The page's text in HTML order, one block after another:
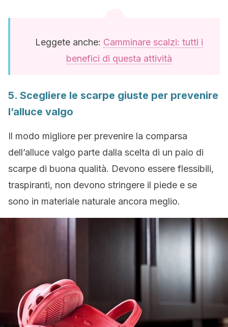
Leggete anche: Camminare scalzi: tutti i
benefici di questa attività
5. Scegliere le scarpe giuste per prevenire
l’alluce valgo
Il modo migliore per prevenire la comparsa
dell’alluce valgo parte dalla scelta di un paio di
scarpe di buona qualità. Devono essere flessibili,
traspiranti, non devono stringere il piede e se
sono in materiale naturale ancora meglio.